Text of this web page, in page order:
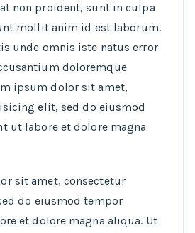
non proident, sunt in culpa
mollit anim id est laborum.
unde omnis iste natus error
doloremque
ipsum dolor sit amet,
elit, sed do eiusmod
ut labore et dolore magna
sit amet, consectetur
do eiusmod tempor
et dolore magna aliqua. Ut